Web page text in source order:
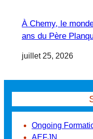
À Chemy, le
ans du Père
juillet 25, 2026
Ongoing
AEFJN